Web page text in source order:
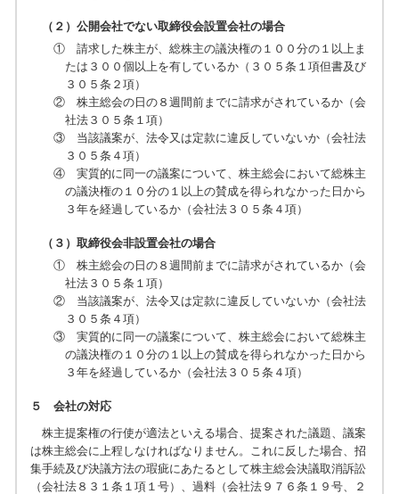
（２）公開会社でない取締役会設置会社の場合
① 請求した株主が、総株主の議決権の１００分の１以上ま
たは３００個以上を有しているか（３０５条１項但書及び
３０５条２項）
② 株主総会の日の８週間前までに請求がされているか（会
社法３０５条１項）
③ 当該議案が、法令又は定款に違反していないか（会社法
３０５条４項）
④ 実質的に同一の議案について、株主総会において総株主
の議決権の１０分の１以上の賛成を得られなかった日から
３年を経過しているか（会社法３０５条４項）
（３）取締役会非設置会社の場合
① 株主総会の日の８週間前までに請求がされているか（会
社法３０５条１項）
② 当該議案が、法令又は定款に違反していないか（会社法
３０５条４項）
③ 実質的に同一の議案について、株主総会において総株主
の議決権の１０分の１以上の賛成を得られなかった日から
３年を経過しているか（会社法３０５条４項）
５ 会社の対応
株主提案権の行使が適法といえる場合、提案された議題、議案
は株主総会に上程しなければなりません。これに反した場合、招
集手続及び決議方法の瑕疵にあたるとして株主総会決議取消訴訟
（会社法８３１条１項１号）、過料（会社法９７６条１９号、２